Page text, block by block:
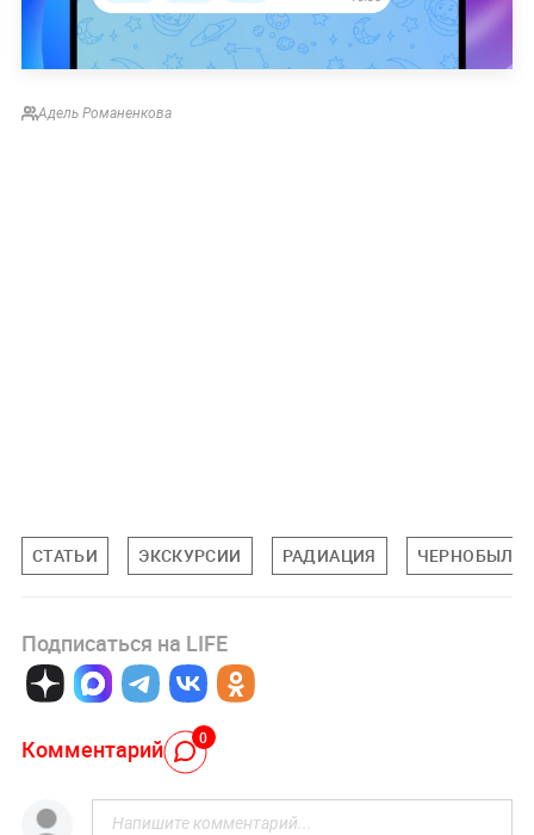
Адель Романенкова
СТАТЬИ ЭКСКУРСИИ РАДИАЦИЯ ЧЕРНОБЫЛЬ
Подписаться на LIFE
Комментарий 0